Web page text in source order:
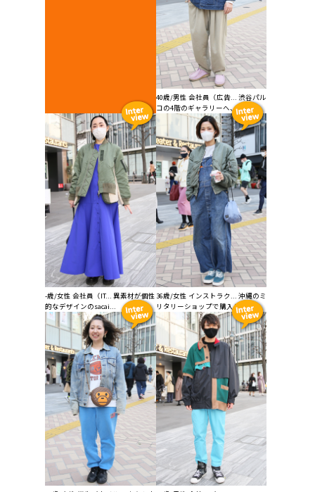
40歳/男性 会社員（広告... 渋谷パル
コの4階のギャラリーへ、友人...
-歳/女性 会社員（IT... 異素材が個性
的なデザインのsacai...
36歳/女性 インストラク... 沖縄のミ
リタリーショップで購入したL...